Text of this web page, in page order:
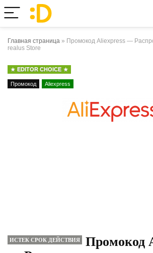
Главная страница » Промокод Aliexpress —
realus Store
EDITOR CHOICE
Промокод Aliexpress
ИСТЕК СРОК ДЕЙСТВИЯ
Промокод